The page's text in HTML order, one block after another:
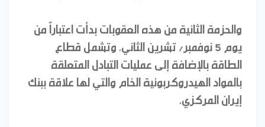
والحزمة الثانية من هذه العقوبات بدأت اعتباراً من
يوم 5 نوفمبر/ تشرين الثاني، وتشمل قطاع
الطاقة بالإضافة إلى عمليات التبادل المتعلقة
بالمواد الهيدروكربونية الخام والتي لها علاقة ببنك
إيران المركزي.